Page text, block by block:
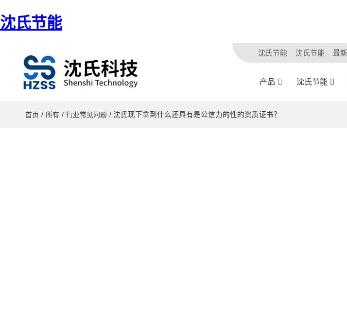
沈氏节能
沈氏节能 沈氏节能 最
产品 沈氏节能
首页 / 所有 / 行业常见问题 / 沈氏现下拿到什么还具有是公信力的性的资质证书？